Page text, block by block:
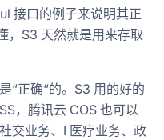
接口的例子来说明其正
，S3 天然就是用来存取
“正确“的。S3 用的好的
，腾讯云 COS 也可以
交业务、I 医疗业务、政